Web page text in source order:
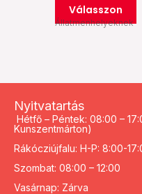
Válasszon
Állatmenhelyeknek
Nyitvatartás
Hétfő – Péntek: 08:00 –
Kunszentmárton)
Rákócziújfalu: H-P: 8:00-
Szombat: 08:00 – 12:00
Vasárnap: Zárva